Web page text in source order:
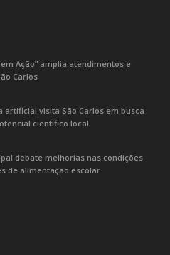
Ação” amplia atendimentos e
Carlos
artificial visita São Carlos em busca
científico local
debate melhorias nas condições
de alimentação escolar